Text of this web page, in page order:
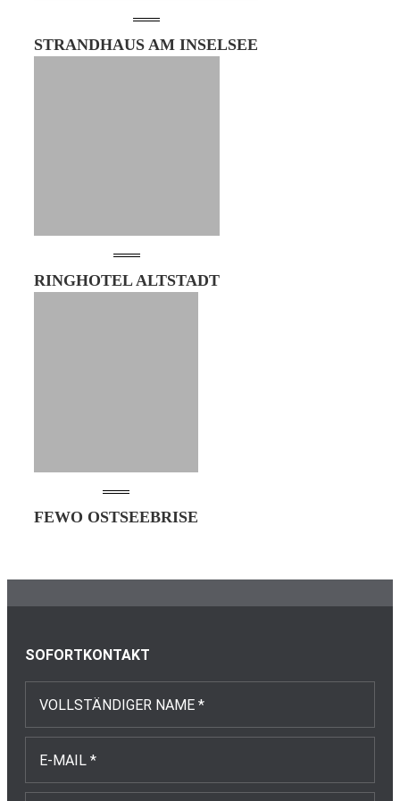
STRANDHAUS AM INSELSEE
RINGHOTEL ALTSTADT
FEWO OSTSEEBRISE
SOFORTKONTAKT